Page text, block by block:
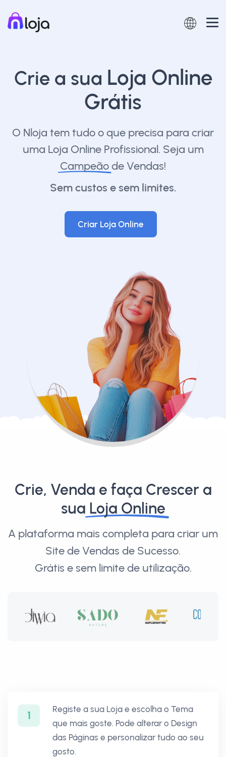
Crie a sua Loja Online
Grátis
O Nloja tem tudo o que precisa para criar
uma Loja Online Profissional. Seja um
Campeãode Vendas!
Sem custos e sem limites.
Criar Loja Online
Crie, Venda e faça Crescer a
sua Loja Online
A plataforma mais completa para criar um
Site de Vendas de Sucesso.
Grátis e sem limite de utilização.
1
Registe a sua Loja e escolha o Tema
que mais goste. Pode alterar o Design
das Páginas e personalizar tudo ao seu
gosto.